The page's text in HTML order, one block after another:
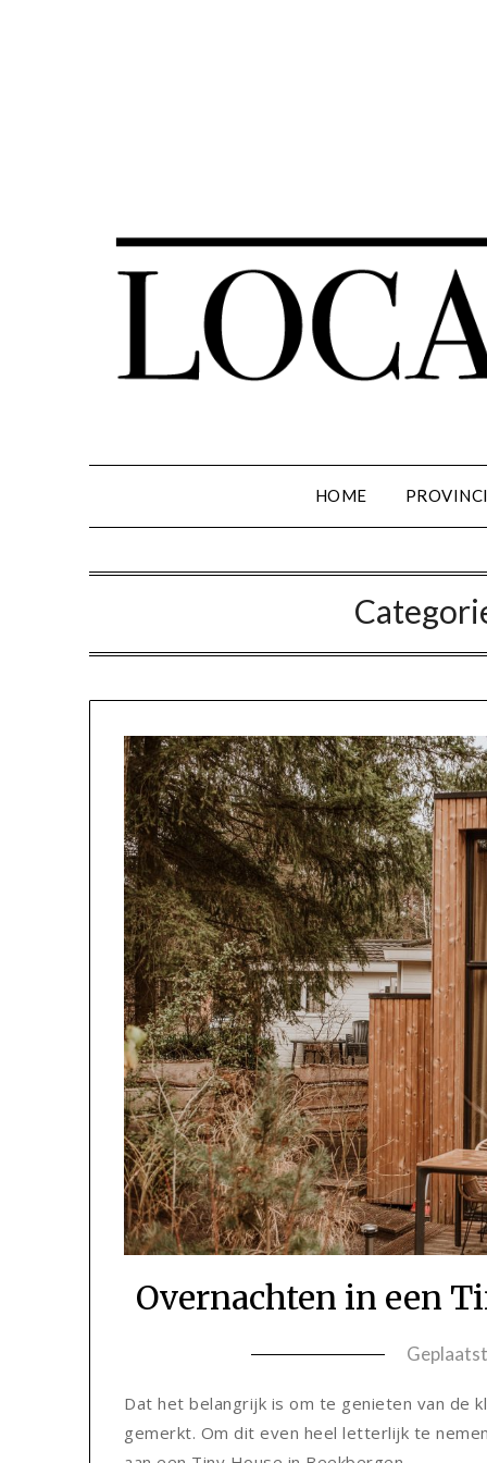
HOME
Overnachten in een
Dat het belangrijk is om te genieten van de
gemerkt. Om dit even heel letterlijk te